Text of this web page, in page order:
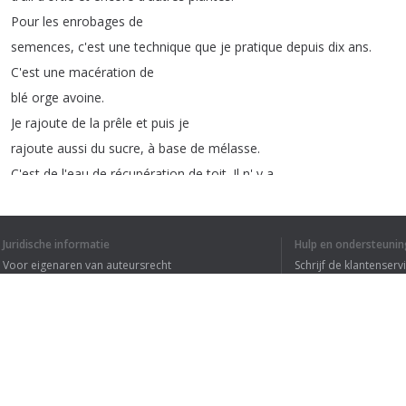
Pour les enrobages de
semences, c'est une technique que je pratique depuis dix ans.
C'est une macération de
blé orge avoine.
Je rajoute de la prêle et puis je
rajoute aussi du sucre, à base de mélasse.
C'est de l'eau de récupération de toit Il n' y a
important pour mon macérations.
C'est pas toxique,c'est que
Juridische informatie
Voor eigenaren van auteursrecht
Hulp en
Schrijf de